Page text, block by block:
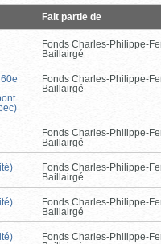
Fait partie de
Fonds Charles-Philippe-
Baillairgé
Fonds Charles-Philippe-
Baillairgé
Fonds Charles-Philippe-
Baillairgé
Fonds Charles-Philippe-
Baillairgé
Fonds Charles-Philippe-
Baillairgé
Fonds Charles-Philippe-